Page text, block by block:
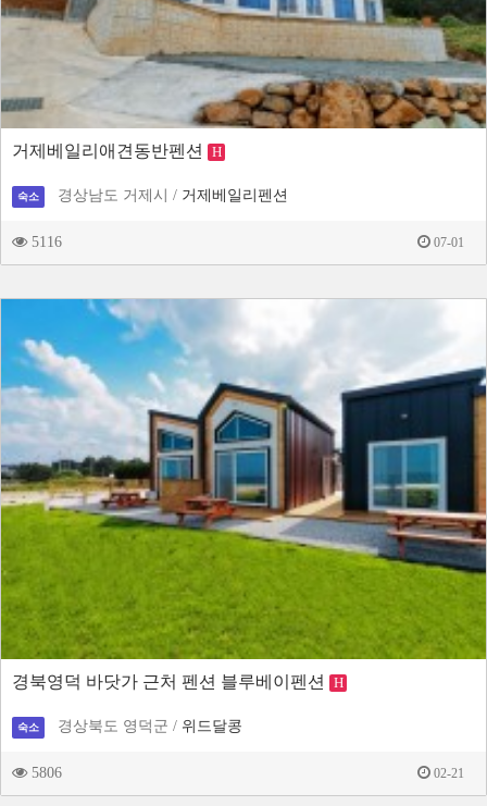
거제베일리애견동반펜션 H
숙소 경상남도 거제시 / 거제베일리펜션
5116 07-01
경북영덕 바닷가 근처 펜션 블루베이펜션 H
숙소 경상북도 영덕군 / 위드달콩
5806 02-21